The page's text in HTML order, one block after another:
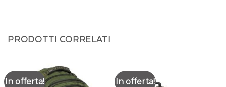
PRODOTTI CORRELATI
In offerta! In offerta!